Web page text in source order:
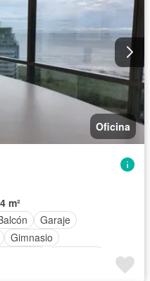
Oficina
m²
Garaje
Gimnasio